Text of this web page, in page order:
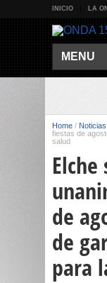
INICIO LA
MENU
Home / Noticias
fiestas de
salud
de
de
para